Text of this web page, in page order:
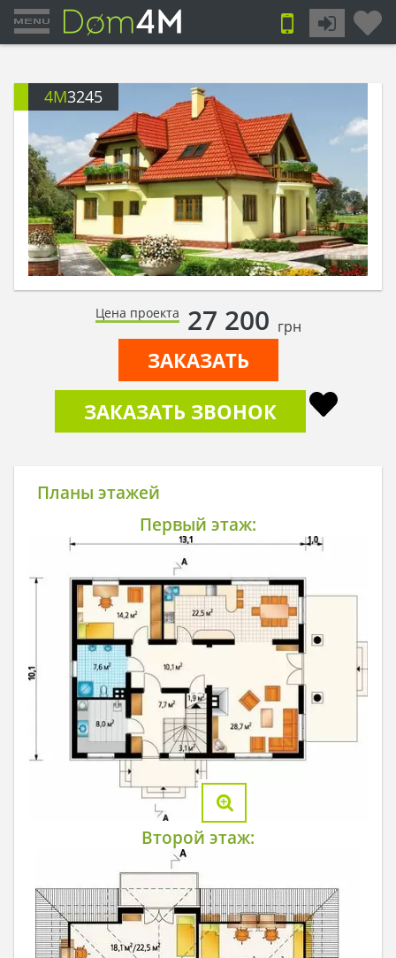
4M3245
Цена проекта 27 200 грн
ЗАКАЗАТЬ
ЗАКАЗАТЬ ЗВОНОК
Планы этажей
Первый этаж:
Второй этаж: